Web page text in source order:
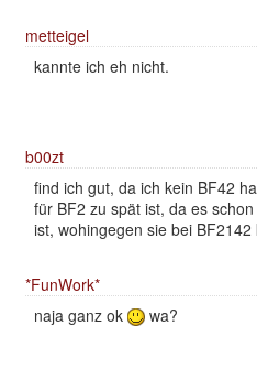
metteigel
kannte ich eh nicht.
b00zt
find ich gut, da ich kein BF42
für BF2 zu spät ist, da es
ist, wohingegen sie bei
*FunWork*
naja ganz ok
wa?